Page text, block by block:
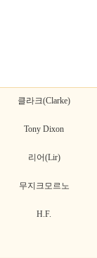
클라크(Clarke)
Tony Dixon
리어(Lir)
무지크모르노
H.F.